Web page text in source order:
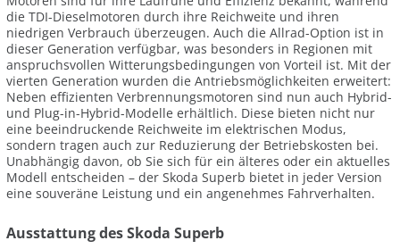
die TDI-Dieselmotoren durch ihre Reichweite und ihren
niedrigen Verbrauch überzeugen. Auch die Allrad-Option ist in
dieser Generation verfügbar, was besonders in Regionen mit
anspruchsvollen Witterungsbedingungen von Vorteil ist. Mit der
vierten Generation wurden die Antriebsmöglichkeiten erweitert:
Neben effizienten Verbrennungsmotoren sind nun auch Hybrid-
und Plug-in-Hybrid-Modelle erhältlich. Diese bieten nicht nur
eine beeindruckende Reichweite im elektrischen Modus,
sondern tragen auch zur Reduzierung der Betriebskosten bei.
Unabhängig davon, ob Sie sich für ein älteres oder ein aktuelles
Modell entscheiden – der Skoda Superb bietet in jeder Version
eine souveräne Leistung und ein angenehmes Fahrverhalten.
Ausstattung des Skoda Superb